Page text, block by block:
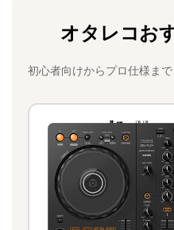
b
o
o
k
o
d
o
n
l
オタレコお
初心者向けからプロ仕様ま